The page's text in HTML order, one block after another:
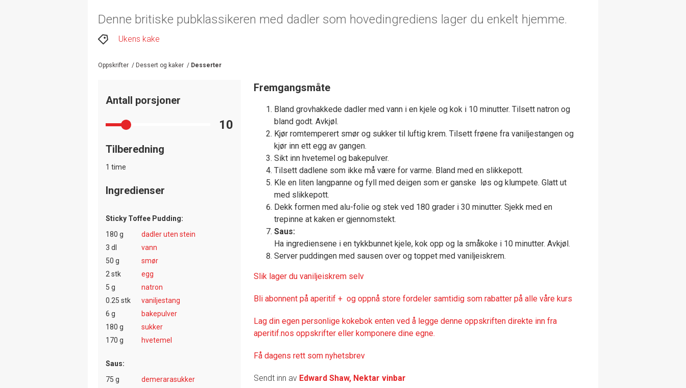
Denne britiske pubklassikeren med dadler som hovedingrediens lager du enkelt hjemme.
Ukens kake
Oppskrifter / Dessert og kaker / Desserter
Antall porsjoner
10
Tilberedning
1 time
Ingredienser
Sticky Toffee Pudding:
180 g
dadler uten stein
3 dl
vann
50 g
smør
2 stk
egg
5 g
natron
0.25 stk
vaniljestang
6 g
bakepulver
180 g
sukker
170 g
hvetemel
Saus:
75 g
demerarasukker
Fremgangsmåte
Bland grovhakkede dadler med vann i en kjele og kok i 10 minutter. Tilsett natron og
bland godt. Avkjøl.
Kjør romtemperert smør og sukker til luftig krem. Tilsett frøene fra vaniljestangen og
kjør inn ett egg av gangen.
Sikt inn hvetemel og bakepulver.
Tilsett dadlene som ikke må være for varme. Bland med en slikkepott.
Kle en liten langpanne og fyll med deigen som er ganske løs og klumpete. Glatt ut
med slikkepott.
Dekk formen med alu-folie og stek ved 180 grader i 30 minutter. Sjekk med en
trepinne at kaken er gjennomstekt.
Saus:
Ha ingrediensene i en tykkbunnet kjele, kok opp og la småkoke i 10 minutter. Avkjøl.
Server puddingen med sausen over og toppet med vaniljeiskrem.
Slik lager du vaniljeiskrem selv
Bli abonnent på aperitif + og oppnå store fordeler samtidig som rabatter på alle våre kurs
Lag din egen personlige kokebok enten ved å legge denne oppskriften direkte inn fra
aperitif.nos oppskrifter eller komponere dine egne.
Få dagens rett som nyhetsbrev
Sendt inn av Edward Shaw, Nektar vinbar